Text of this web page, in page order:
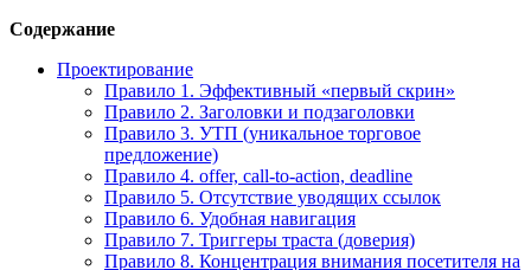
Содержание
Проектирование
Правило 1. Эффективный «первый скрин»
Правило 2. Заголовки и подзаголовки
Правило 3. УТП (уникальное торговое
предложение)
Правило 4. offer, call-to-action, deadline
Правило 5. Отсутствие уводящих ссылок
Правило 6. Удобная навигация
Правило 7. Триггеры траста (доверия)
Правило 8. Концентрация внимания посетителя на